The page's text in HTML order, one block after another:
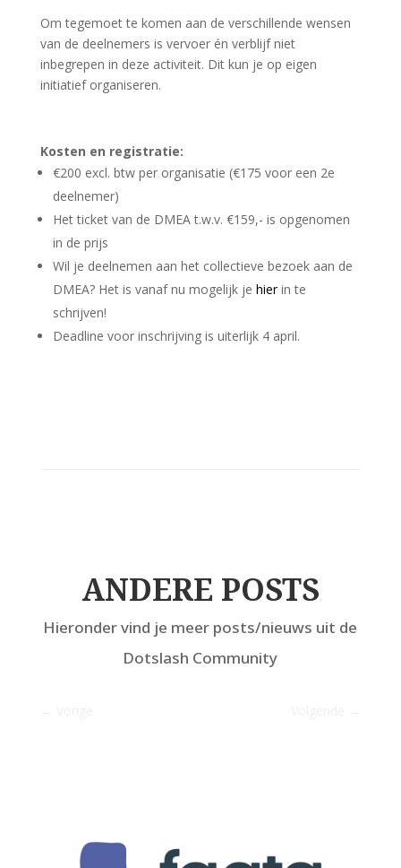
Om tegemoet te komen aan de verschillende wensen
van de deelnemers is vervoer én verblijf niet
inbegrepen in deze activiteit. Dit kun je op eigen
initiatief organiseren.
Kosten en registratie:
€200 excl. btw per organisatie (€175 voor een 2e
deelnemer)
Het ticket van de DMEA t.w.v. €159,- is opgenomen
in de prijs
Wil je deelnemen aan het collectieve bezoek aan de
DMEA? Het is vanaf nu mogelijk je hierin te
schrijven!
Deadline voor inschrijving is uiterlijk 4 april.
ANDERE POSTS
Hieronder vind je meer posts/nieuws uit de
Dotslash Community